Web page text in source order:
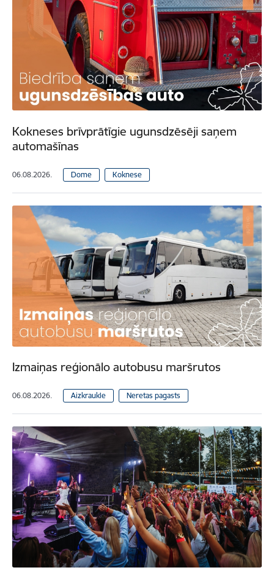
Kokneses brīvprātīgie ugunsdzēsēji saņem
automašīnas
06.08.2026. Dome Koknese
Izmaiņas reģionālo autobusu maršrutos
06.08.2026. Aizkraukle Neretas pagasts